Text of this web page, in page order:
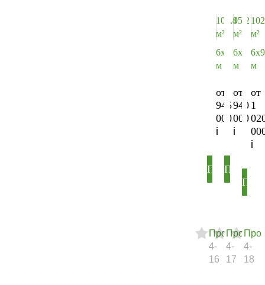
104.4
м²
6х9
м
от
945
000
95.2
м²
6х9
м
от
940
000
м²
6х9
м
от
1
Проект
4-
16
Проект
4-
17
4-
18